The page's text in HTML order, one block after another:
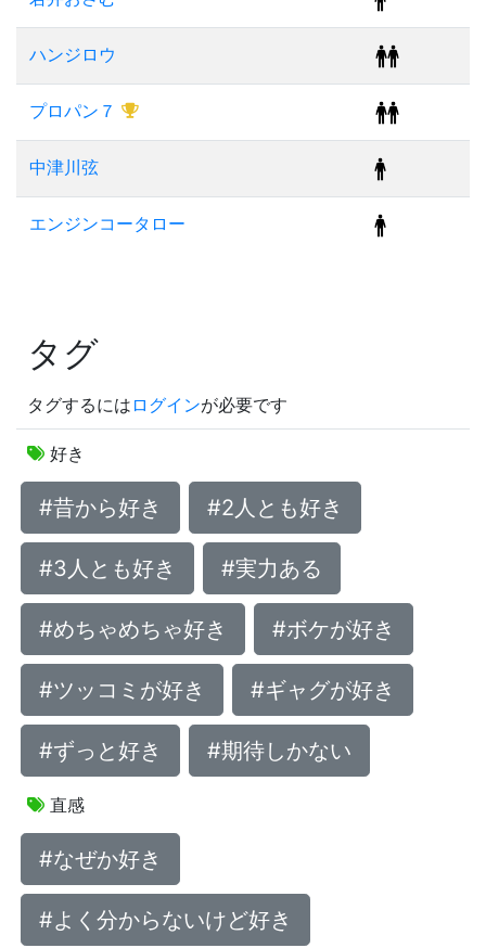
ハンジロウ
プロパン７
中津川弦
エンジンコータロー
タグ
タグするには ログインが必要です
好き
#昔から好き #2人とも好き
#3人とも好き #実力ある
#めちゃめちゃ好き #ボケが好き
#ツッコミが好き #ギャグが好き
#ずっと好き #期待しかない
直感
#なぜか好き
#よく分からないけど好き